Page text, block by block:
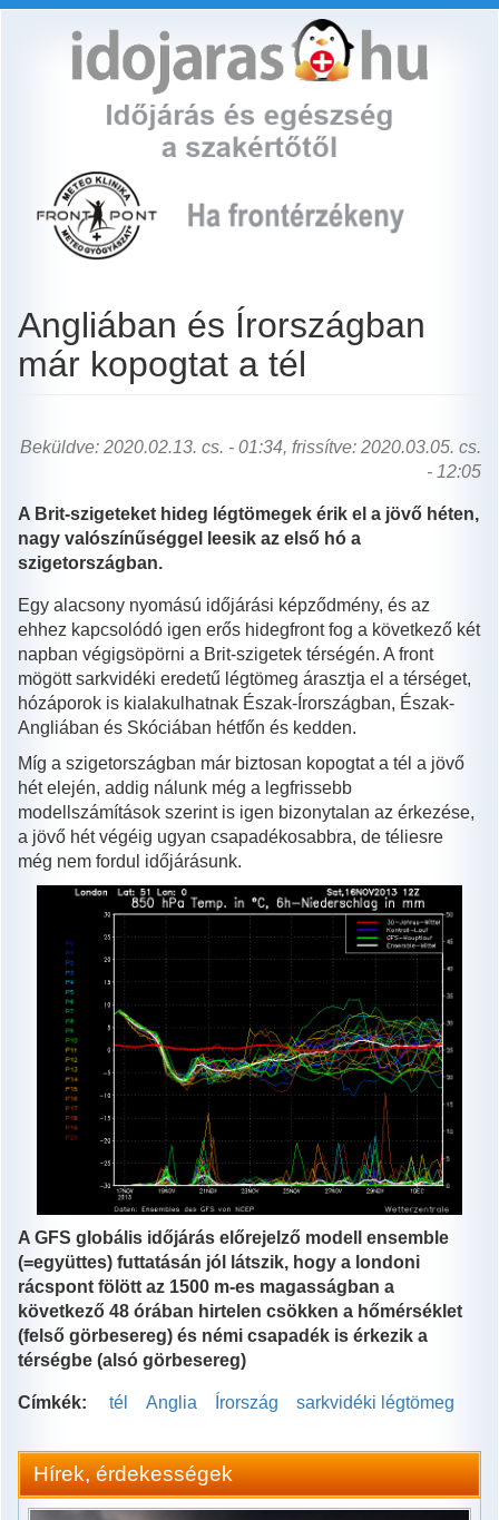
Angliában és Írországban
már kopogtat a tél
Beküldve: 2020.02.13. cs. - 01:34, frissítve: 2020.03.05. cs.
- 12:05
A Brit-szigeteket hideg légtömegek érik el a jövő héten,
nagy valószínűséggel leesik az első hó a
szigetországban.
Egy alacsony nyomású időjárási képződmény, és az
ehhez kapcsolódó igen erős hidegfront fog a következő két
napban végigsöpörni a Brit-szigetek térségén. A front
mögött sarkvidéki eredetű légtömeg árasztja el a térséget,
hózáporok is kialakulhatnak Észak-Írországban, Észak-
Angliában és Skóciában hétfőn és kedden.
Míg a szigetországban már biztosan kopogtat a tél a jövő
hét elején, addig nálunk még a legfrissebb
modellszámítások szerint is igen bizonytalan az érkezése,
a jövő hét végéig ugyan csapadékosabbra, de téliesre
még nem fordul időjárásunk.
A GFS globális időjárás előrejelző modell ensemble
(=együttes) futtatásán jól látszik, hogy a londoni
rácspont fölött az 1500 m-es magasságban a
következő 48 órában hirtelen csökken a hőmérséklet
(felső görbesereg) és némi csapadék is érkezik a
térségbe (alsó görbesereg)
Címkék: tél Anglia Írország sarkvidéki légtömeg
Hírek, érdekességek